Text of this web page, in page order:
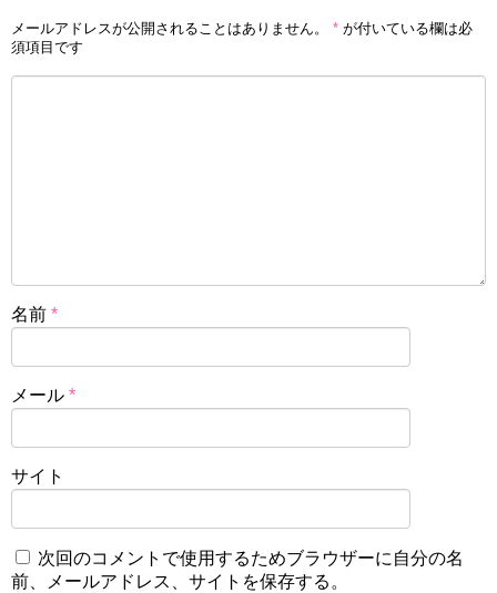
メールアドレスが公開されることはありません。 * が付いている欄は必
須項目です
名前 *
メール *
サイト
次回のコメントで使用するためブラウザーに自分の名
前、メールアドレス、サイトを保存する。